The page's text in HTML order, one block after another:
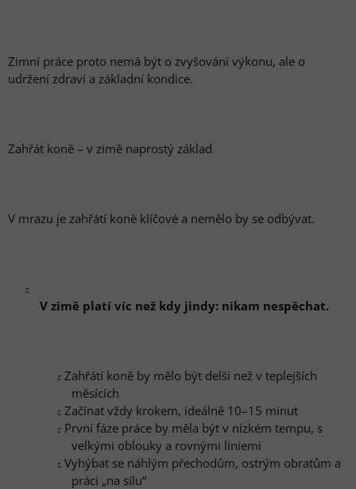
Zimní práce proto nemá být o zvyšování výkonu, ale o
udržení zdraví a základní kondice.
Zahřát koně – v zimě naprostý základ
V mrazu je zahřátí koně klíčové a nemělo by se odbývat.
V zimě platí víc než kdy jindy: nikam nespěchat.
Zahřátí koně by mělo být delší než v teplejších
měsících
Začínat vždy krokem, ideálně 10–15 minut
První fáze práce by měla být v nízkém tempu, s
velkými oblouky a rovnými liniemi
Vyhýbat se náhlým přechodům, ostrým obratům a
práci „na sílu“